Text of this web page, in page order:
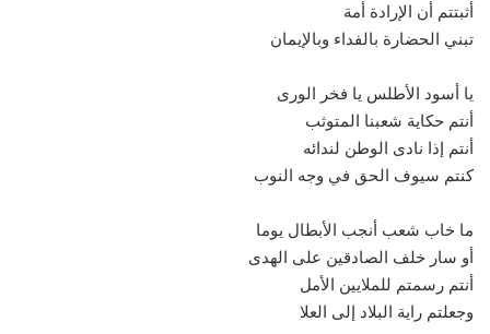
أثبتتم أن الإرادة أمة
تبني الحضارة بالفداء وبالإيمان
يا أسود الأطلس يا فخر الورى
أنتم حكاية شعبنا المتوثب
أنتم إذا نادى الوطن لندائه
كنتم سيوف الحق في وجه النوب
ما خاب شعب أنجب الأبطال يوما
أو سار خلف الصادقين على الهدى
أنتم رسمتم للملايين الأمل
وجعلتم راية البلاد إلى العلا